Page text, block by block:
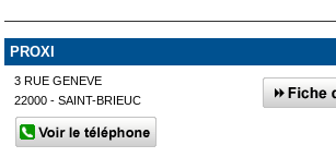
PROXI
3 RUE GENEVE
22000 - SAINT-BRIEUC